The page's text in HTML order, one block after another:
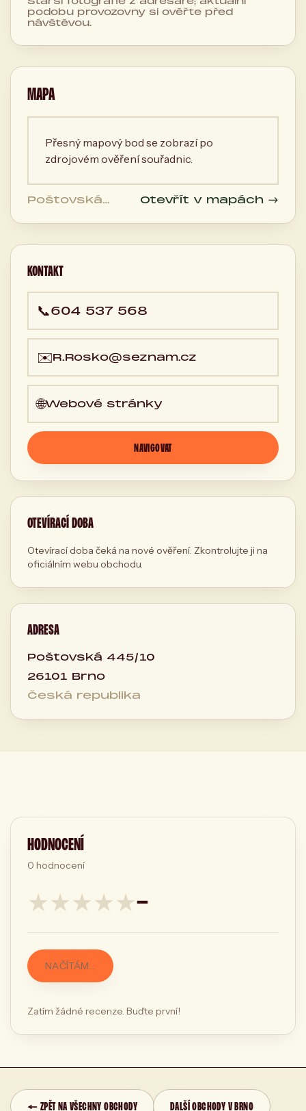
podobu provozovny si ověřte před
návštěvou.
MAPA
Přesný mapový bod se zobrazí po
zdrojovém ověření souřadnic.
Poštovská
Brno, Česká
Otevřít v mapách →
KONTAKT
📞604 537 568
✉️R.Rosko@seznam.cz
🌐Webové stránky
NAVIGOVAT
OTEVÍRACÍ DOBA
Otevírací doba čeká na nové ověření. Zkontrolujte ji na
oficiálním webu obchodu.
ADRESA
Poštovská 445/10
26101 Brno
Česká republika
HODNOCENÍ
0 hodnocení
★★★★★—
NAČÍTÁM…
Zatím žádné recenze. Buďte první!
← ZPĚT NA VŠECHNY OBCHODY DALŠÍ OBCHODY V BRNO